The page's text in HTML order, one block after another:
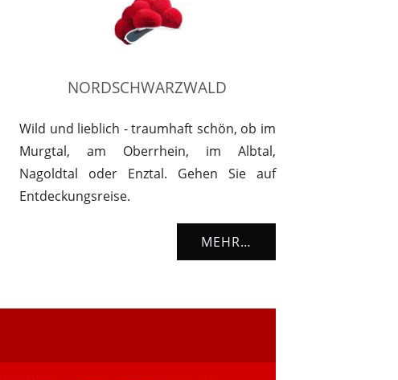
NORDSCHWARZWALD
Wild und lieblich - traumhaft schön, ob im
Murgtal, am Oberrhein, im Albtal,
Nagoldtal oder Enztal. Gehen Sie auf
Entdeckungsreise.
MEHR…